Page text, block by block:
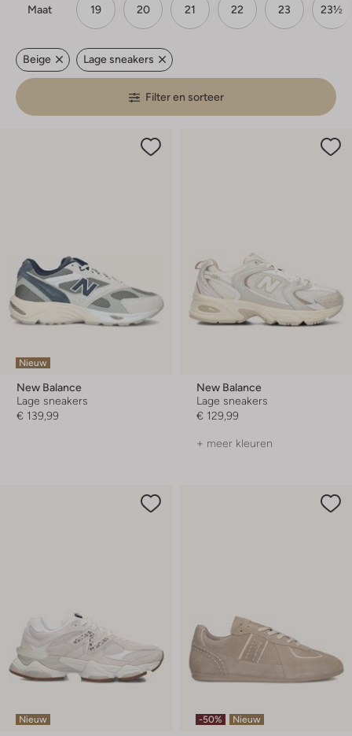
Maat 19 20 21 22 23 23½
Beige Lage sneakers
Filter en sorteer
Nieuw
New Balance
Lage sneakers
€ 139,99
New Balance
Lage sneakers
€ 129,99
+ meer kleuren
Nieuw -50% Nieuw